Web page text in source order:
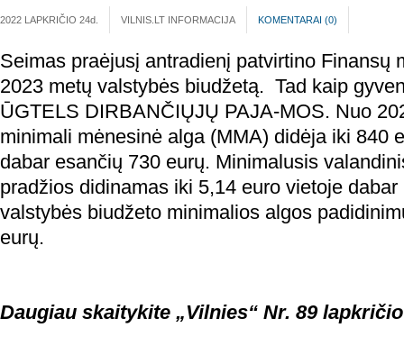
2022 LAPKRIČIO 24d. VILNIS.LT INFORMACIJA KOMENTARAI (0)
Seimas praėjusį antradienį patvirtino Finansų
2023 metų valstybės biudžetą. Tad kaip
ŪGTELS DIRBANČIŲJŲ PAJA-MOS. Nuo
minimali mėnesinė alga (MMA) didėja iki 840
dabar esančių 730 eurų. Minimalusis
pradžios didinamas iki 5,14 euro vietoje
valstybės biudžeto minimalios algos
eurų.
Daugiau skaitykite „Vilnies“ Nr. 89